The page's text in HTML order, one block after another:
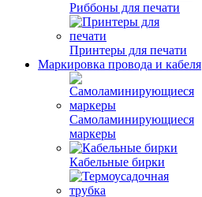
Риббоны для печати
Принтеры для печати
Маркировка провода и кабеля
Самоламинирующиеся
маркеры
Кабельные бирки